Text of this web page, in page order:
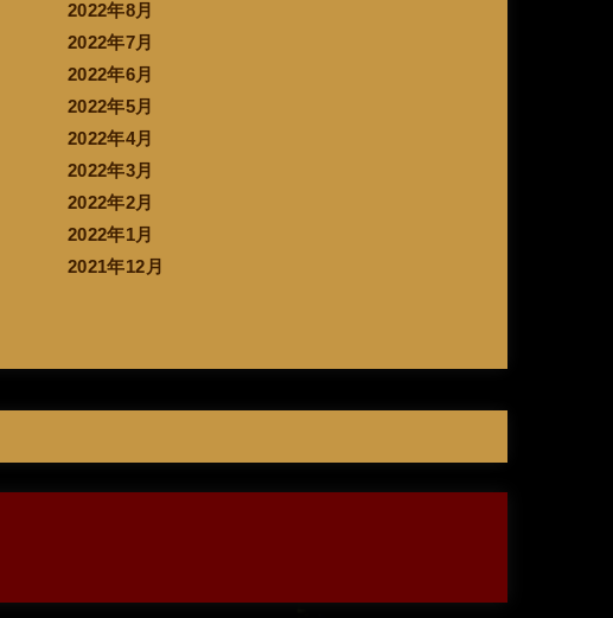
2022年8月
2022年7月
2022年6月
2022年5月
2022年4月
2022年3月
2022年2月
2022年1月
2021年12月